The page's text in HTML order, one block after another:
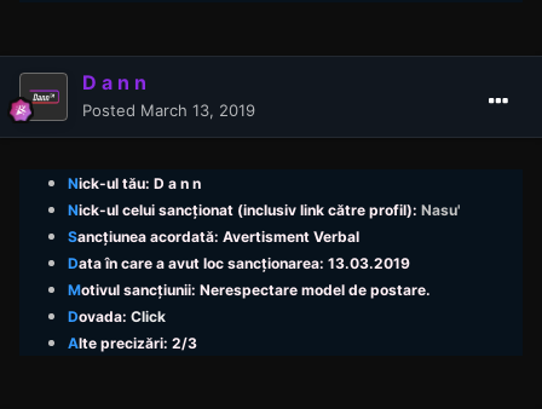
D a n n
Posted March 13, 2019
Nick-ul tău: D a n n
Nick-ul celui sancționat (inclusiv link către profil): Nasu'
Sancțiunea acordată: Avertisment Verbal
Data în care a avut loc sancționarea: 13.03.2019
Motivul sancțiunii: Nerespectare model de postare.
Dovada: Click
Alte precizări: 2/3